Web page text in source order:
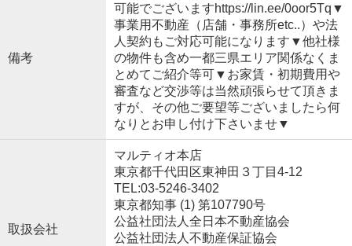
備考
可能でございますhttps://lin.ee/0oor5Tq▼
事業用不動産（店舗・事務所etc..）や法
人契約もご対応可能になります▼他社様
の物件も含め一都三県エリア関係なくま
とめてご紹介等可▼お家賃・初期費用や
審査など交渉等は当然頑張らせて頂きま
すが、その他ご要望等ございましたら何
なりとお申し付け下さいませ▼
取扱会社
マルティオ本店
東京都千代田区東神田３丁目4-12
TEL:03-5246-3402
東京都知事 (1) 第107790号
公益社団法人全日本不動産協会
公益社団法人不動産保証協会